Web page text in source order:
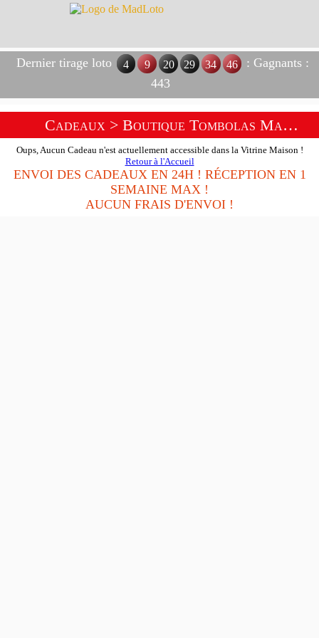
Dernier tirage loto 4 9 20 29 34 46
: Gagnants :
443
Cadeaux > Boutique Tombolas Maison
Oups, Aucun Cadeau n'est actuellement accessible dans la Vitrine Maison !
Retour à l'Accueil
ENVOI DES CADEAUX EN 24H ! RÉCEPTION EN 1
SEMAINE MAX !
AUCUN FRAIS D'ENVOI !